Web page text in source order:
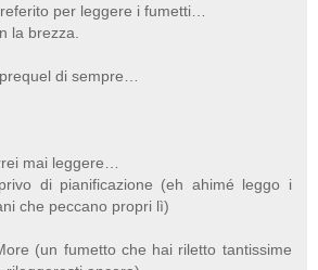
per leggere i fumetti…
la brezza.
di sempre…
mai leggere…
di pianificazione (eh ahimé leggo i
che peccano propri lì)
(un fumetto che hai riletto tantissime